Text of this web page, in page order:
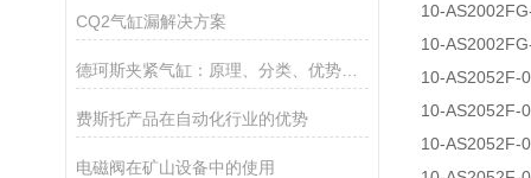
CQ2气缸漏解决方案
德珂斯夹紧气缸：原理、分类、优势与使用须知
费斯托产品在自动化行业的优势
电磁阀在矿山设备中的使用
10-
10-
10-AS2052F-
10-AS2052F-
10-AS2052F-